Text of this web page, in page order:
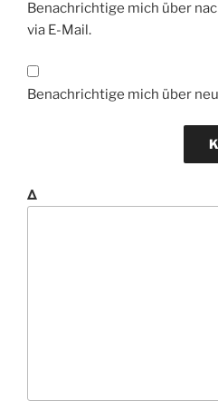
Benachrichtige mich über
via E-Mail.
Benachrichtige mich über
Δ